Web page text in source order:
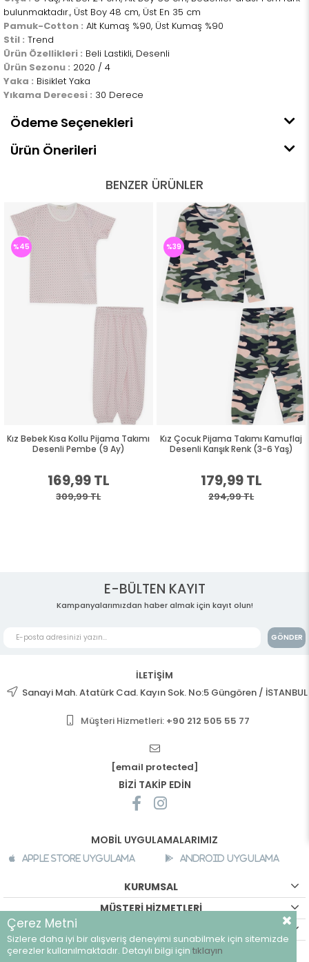
bulunmaktadır., Üst Boy 48 cm, Üst En 35 cm
Pamuk-Cotton : Alt Kumaş %90, Üst Kumaş %90
Stil : Trend
Ürün Özellikleri : Beli Lastikli, Desenli
Ürün Sezonu : 2020 / 4
Yaka : Bisiklet Yaka
Yıkama Derecesi : 30 Derece
Ödeme Seçenekleri
Ürün Önerileri
BENZER ÜRÜNLER
Kız Bebek Kısa Kollu Pijama Takımı
Desenli Pembe (9 Ay)
169,99 TL
309,99 TL
%45
Kız Çocuk Pijama Takımı Kamuflaj
Desenli Karışık Renk (3-6 Yaş)
179,99 TL
294,99 TL
%39
E-BÜLTEN KAYIT
Kampanyalarımızdan haber almak için kayıt olun!
GÖNDER
İLETİŞİM
Sanayi Mah. Atatürk Cad. Kayın Sok. No:5 Güngören / İSTANBUL
Müşteri Hizmetleri: +90 212 505 55 77
[email protected]
BİZİ TAKİP EDİN
MOBİL UYGULAMALARIMIZ
Apple Store Uygulama Android Uygulama
KURUMSAL
MÜŞTERİ HİZMETLERİ
©breeze.com.tr - Tüm hakları saklıdır.
Çerez Metni
Sizlere daha iyi bir alışveriş deneyimi sunabilmek için sitemizde
çerezler kullanılmaktadır. Detaylı bilgi için tıklayın